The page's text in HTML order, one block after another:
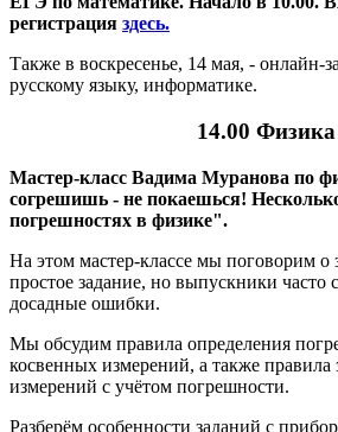
регистрация здесь.
Также в воскресенье, 14 мая, - онлайн-
русскому языку, информатике.
14.00 Физика
Мастер-класс Вадима Муранова по
согрешишь - не покаешься!
погрешностях в физике".
На этом мастер-классе мы поговорим о
простое задание, но выпускники часто
досадные ошибки.
Мы обсудим правила определения
косвенных измерений, а также правила
измерений с учётом погрешности.
Разберём особенности заданий с